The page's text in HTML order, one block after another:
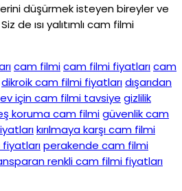
düşürmek isteyen bireyler ve
de ısı yalıtımlı cam filmi
cam filmicam filmi fiyatlarıcam
dikroik cam filmi fiyatlarıdışarıdan
ev için cam filmi tavsiye gizlilik
koruma cam filmigüvenlik cam
kırılmaya karşı cam filmi
perakende cam filmi
renkli cam filmi fiyatları